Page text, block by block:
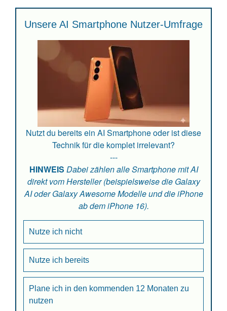
Unsere AI Smartphone Nutzer-Umfrage
Nutzt du bereits ein AI Smartphone oder ist diese
Technik für die komplet irrelevant?
---
HINWEIS Dabei zählen alle Smartphone mit AI
direkt vom Hersteller (beispielsweise die Galaxy
AI oder Galaxy Awesome Modelle und die iPhone
ab dem iPhone 16).
Nutze ich nicht
Nutze ich bereits
Plane ich in den kommenden 12 Monaten zu
nutzen